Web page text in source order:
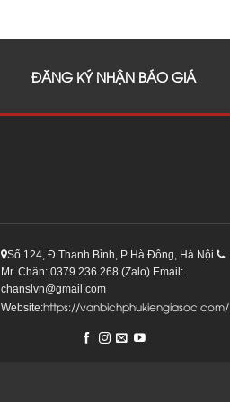
ĐĂNG KÝ NHẬN BÁO GIÁ
Số 124, Đ Thanh Bình, P Hà Đông, Hà Nội
Mr. Chân: 0379 236 268 (Zalo) Email:
chanslvn@gmail.com
Website:https://vanbichphukiengiasoc.com/